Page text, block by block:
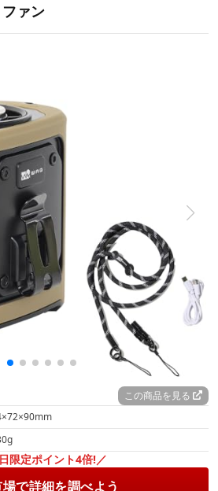
ァン
この商品を見る
限定ポイント4倍!／
で詳細を調べよう